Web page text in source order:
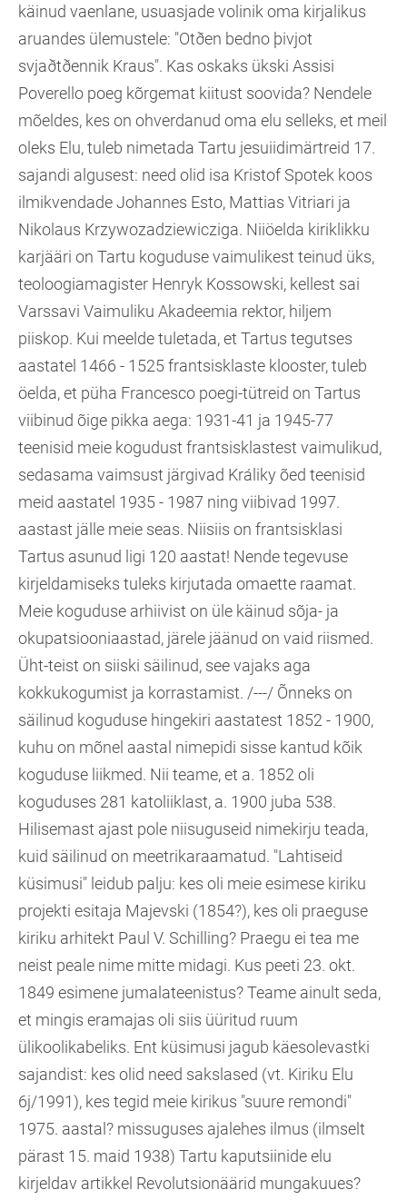
käinud vaenlane, usuasjade volinik oma kirjalikus
aruandes ülemustele: "Otðen bedno þivjot
svjaðtðennik Kraus". Kas oskaks ükski Assisi
Poverello poeg kõrgemat kiitust soovida? Nendele
mõeldes, kes on ohverdanud oma elu selleks, et meil
oleks Elu, tuleb nimetada Tartu jesuiidimärtreid 17.
sajandi algusest: need olid isa Kristof Spotek koos
ilmikvendade Johannes Esto, Mattias Vitriari ja
Nikolaus Krzywozadziewicziga. Niiöelda kiriklikku
karjääri on Tartu koguduse vaimulikest teinud üks,
teoloogiamagister Henryk Kossowski, kellest sai
Varssavi Vaimuliku Akadeemia rektor, hiljem
piiskop. Kui meelde tuletada, et Tartus tegutses
aastatel 1466 - 1525 frantsisklaste klooster, tuleb
öelda, et püha Francesco poegi-tütreid on Tartus
viibinud õige pikka aega: 1931-41 ja 1945-77
teenisid meie kogudust frantsisklastest vaimulikud,
sedasama vaimsust järgivad Králiky õed teenisid
meid aastatel 1935 - 1987 ning viibivad 1997.
aastast jälle meie seas. Niisiis on frantsisklasi
Tartus asunud ligi 120 aastat! Nende tegevuse
kirjeldamiseks tuleks kirjutada omaette raamat.
Meie koguduse arhiivist on üle käinud sõja- ja
okupatsiooniaastad, järele jäänud on vaid riismed.
Üht-teist on siiski säilinud, see vajaks aga
kokkukogumist ja korrastamist. /---/ Õnneks on
säilinud koguduse hingekiri aastatest 1852 - 1900,
kuhu on mõnel aastal nimepidi sisse kantud kõik
koguduse liikmed. Nii teame, et a. 1852 oli
koguduses 281 katoliiklast, a. 1900 juba 538.
Hilisemast ajast pole niisuguseid nimekirju teada,
kuid säilinud on meetrikaraamatud. "Lahtiseid
küsimusi" leidub palju: kes oli meie esimese kiriku
projekti esitaja Majevski (1854?), kes oli praeguse
kiriku arhitekt Paul V. Schilling? Praegu ei tea me
neist peale nime mitte midagi. Kus peeti 23. okt.
1849 esimene jumalateenistus? Teame ainult seda,
et mingis eramajas oli siis üüritud ruum
ülikoolikabeliks. Ent küsimusi jagub käesolevastki
sajandist: kes olid need sakslased (vt. Kiriku Elu
6j/1991), kes tegid meie kirikus "suure remondi"
1975. aastal? missuguses ajalehes ilmus (ilmselt
pärast 15. maid 1938) Tartu kaputsiinide elu
kirjeldav artikkel Revolutsionäärid mungakuues?